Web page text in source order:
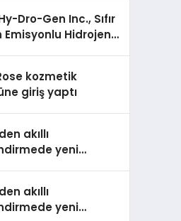
Dro-Gen Inc., Sıfır
Emisyonlu Hidrojen
kozmetik
giriş yaptı
akıllı
yeni
akıllı
yeni